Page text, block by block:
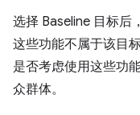
选择 Baseline 目标后
这些功能不属于该目
是否考虑使用这些功
众群体。